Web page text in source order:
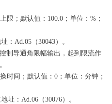
限；默认值：100.0；单位：%；
：Ad.05（30043）。
制导通角限幅输出，起到限流作
时间；默认值：0；单位：分钟；
址：Ad.06（30076）。